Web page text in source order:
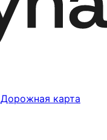
Дорожная карта